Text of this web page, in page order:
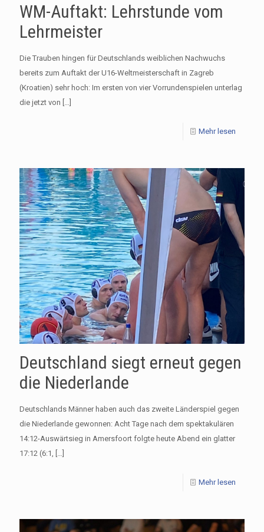
WM-Auftakt: Lehrstunde vom
Lehrmeister
Die Trauben hingen für Deutschlands weiblichen Nachwuchs
bereits zum Auftakt der U16-Weltmeisterschaft in Zagreb
(Kroatien) sehr hoch: Im ersten von vier Vorrundenspielen unterlag
die jetzt von
Mehr lesen
Deutschland siegt erneut gegen
die Niederlande
Deutschlands Männer haben auch das zweite Länderspiel gegen
die Niederlande gewonnen: Acht Tage nach dem spektakulären
14:12-Auswärtsieg in Amersfoort folgte heute Abend ein glatter
17:12 (6:1, […]
Mehr lesen